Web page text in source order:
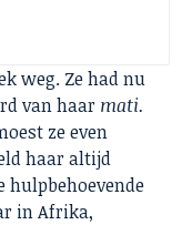
weg. Ze had nu
van haar mati.
ze even
haar altijd
hulpbehoevende
in Afrika,